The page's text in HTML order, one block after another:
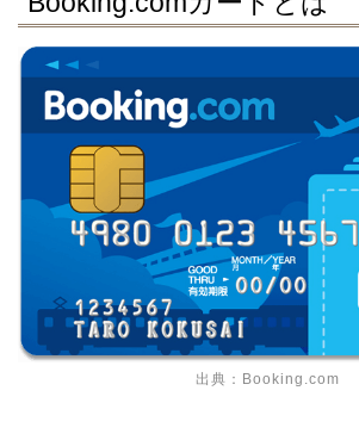
出典：Booking.com